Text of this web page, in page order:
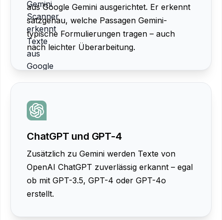
aus Google Gemini ausgerichtet. Er erkennt
satzgenau, welche Passagen Gemini-
typische Formulierungen tragen – auch
nach leichter Überarbeitung.
ChatGPT und GPT-4
Zusätzlich zu Gemini werden Texte von
OpenAI ChatGPT zuverlässig erkannt – egal
ob mit GPT-3.5, GPT-4 oder GPT-4o
erstellt.